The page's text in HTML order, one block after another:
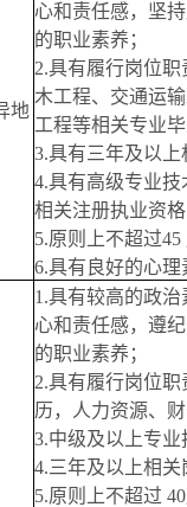
地
心和责任感，坚
的职业素养；
2.具有履行岗位
木工程、交通运
工程等相关专业
3.具有三年及以
4.具有高级专业
相关注册执业资
5.原则上不超过45
6.具有良好的心
1.具有较高的政
心和责任感，遵
的职业素养；
2.具有履行岗位
历，人力资源、
3.中级及以上专业
4.三年及以上相
5.原则上不超过 40